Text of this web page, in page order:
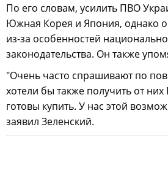
По его словам, усилить ПВО
Южная Корея и Япония, однако
из-за особенностей
законодательства. Он также
"Очень часто спрашивают по
хотели бы также получить от
готовы купить. У нас этой
заявил Зеленский.